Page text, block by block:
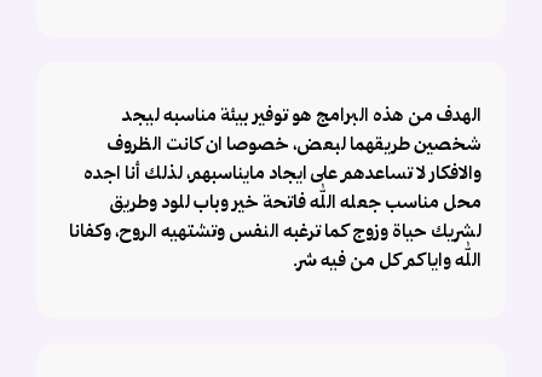
الهدف من هذه البرامج هو توفير بيئة مناسبه ليجد
شخصين طريقهما لبعض، خصوصا ان كانت الظروف
والافكار لا تساعدهم على ايجاد مايناسبهم، لذلك أنا اجده
محل مناسب جعله الله فاتحة خير وباب للود وطريق
لشريك حياة وزوج كما ترغبه النفس وتشتهيه الروح، وكفانا
الله واياكم كل من فيه شر.